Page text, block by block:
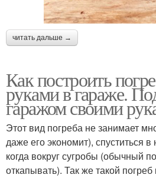
читать дальше →
Как построить
руками в гараже.
гаражом своими
Этот вид погреба не занимает
даже его экономит), спуститься
когда вокруг сугробы (обычный
откапывать). Так же такой